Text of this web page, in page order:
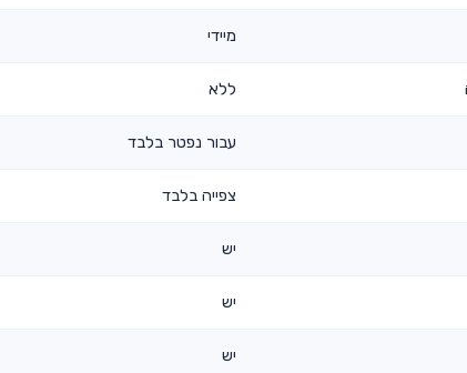
מיידי
ללא
עבור נפטר בלבד
צפייה בלבד
יש
יש
יש